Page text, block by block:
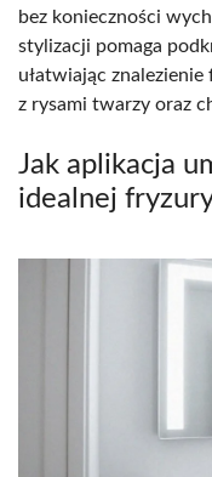
bez konieczności
stylizacji pomaga
ułatwiając
z rysami twarzy oraz
Jak aplikacja
idealnej